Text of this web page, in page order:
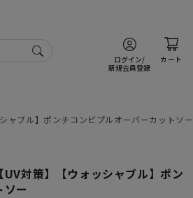
ログイン/
新規会員登録
カート
ャブル】ポンチコンビプルオーバーカットソー
UV対策】【ウォッシャブル】ポン
ー